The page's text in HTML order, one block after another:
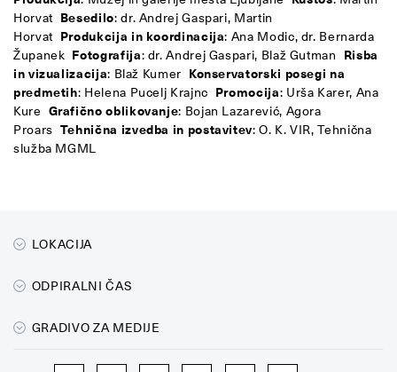
Horvat Besedilo: dr. Andrej Gaspari, Martin
Horvat Produkcija in koordinacija: Ana Modic, dr. Bernarda
Županek Fotografija: dr. Andrej Gaspari, Blaž Gutman
Risba
in vizualizacija: Blaž Kumer Konservatorski posegi na
predmetih: Helena Pucelj Krajnc Promocija: Urša Karer, Ana
Kure Grafično oblikovanje: Bojan Lazarević, Agora
Proars Tehnična izvedba in postavitev: O. K. VIR, Tehnična
služba MGML
LOKACIJA
ODPIRALNI ČAS
GRADIVO ZA MEDIJE